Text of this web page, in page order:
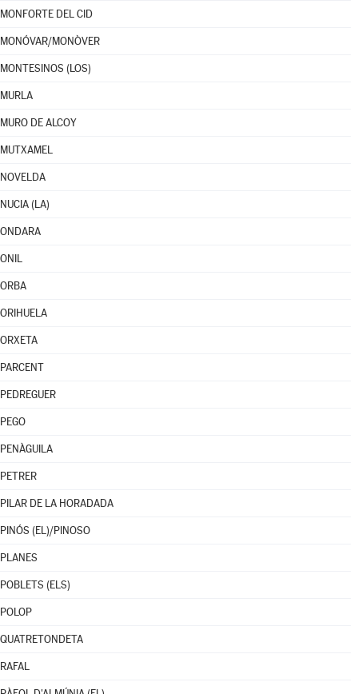
MONFORTE DEL CID
MONÓVAR/MONÒVER
MONTESINOS (LOS)
MURLA
MURO DE ALCOY
MUTXAMEL
NOVELDA
NUCIA (LA)
ONDARA
ONIL
ORBA
ORIHUELA
ORXETA
PARCENT
PEDREGUER
PEGO
PENÀGUILA
PETRER
PILAR DE LA HORADADA
PINÓS (EL)/PINOSO
PLANES
POBLETS (ELS)
POLOP
QUATRETONDETA
RAFAL